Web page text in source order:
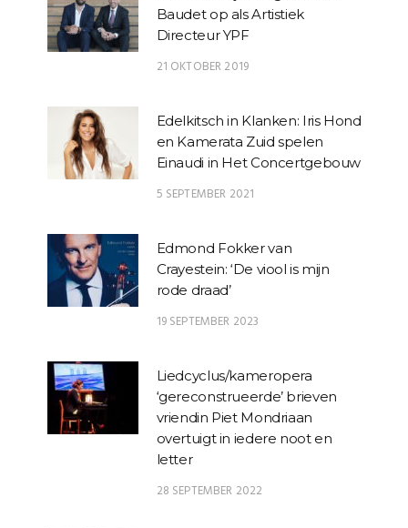
Baudet op als Artistiek
Directeur YPF
21 OKTOBER 2019
Edelkitsch in Klanken: Iris Hond
en Kamerata Zuid spelen
Einaudi in Het Concertgebouw
5 SEPTEMBER 2021
Edmond Fokker van
Crayestein: ‘De viool is mijn
rode draad’
19 SEPTEMBER 2023
Liedcyclus/kameropera
‘gereconstrueerde’ brieven
vriendin Piet Mondriaan
overtuigt in iedere noot en
letter
28 SEPTEMBER 2022